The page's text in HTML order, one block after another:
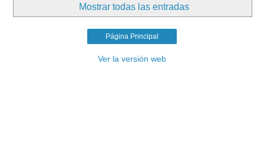
Mostrar todas las entradas
Página Principal
Ver la versión web